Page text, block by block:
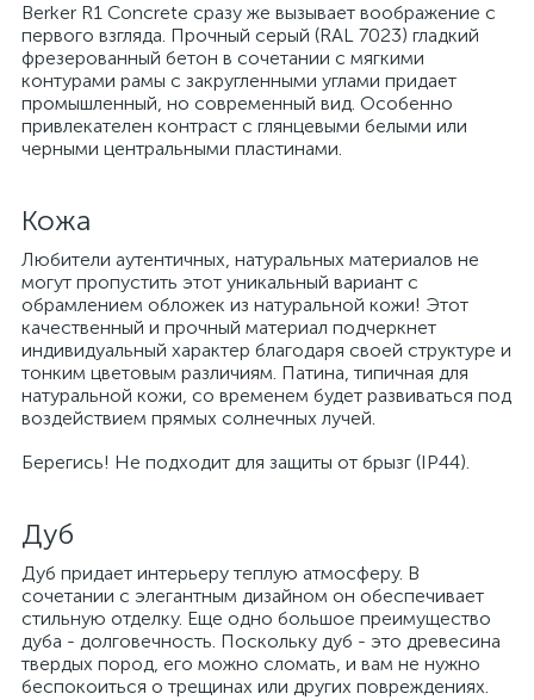
Berker R1 Concrete сразу же вызывает воображение с
первого взгляда. Прочный серый (RAL 7023) гладкий
фрезерованный бетон в сочетании с мягкими
контурами рамы с закругленными углами придает
промышленный, но современный вид. Особенно
привлекателен контраст с глянцевыми белыми или
черными центральными пластинами.
Кожа
Любители аутентичных, натуральных материалов не
могут пропустить этот уникальный вариант с
обрамлением обложек из натуральной кожи! Этот
качественный и прочный материал подчеркнет
индивидуальный характер благодаря своей структуре и
тонким цветовым различиям. Патина, типичная для
натуральной кожи, со временем будет развиваться под
воздействием прямых солнечных лучей.
Берегись! Не подходит для защиты от брызг (IP44).
Дуб
Дуб придает интерьеру теплую атмосферу. В
сочетании с элегантным дизайном он обеспечивает
стильную отделку. Еще одно большое преимущество
дуба - долговечность. Поскольку дуб - это древесина
твердых пород, его можно сломать, и вам не нужно
беспокоиться о трещинах или других повреждениях.